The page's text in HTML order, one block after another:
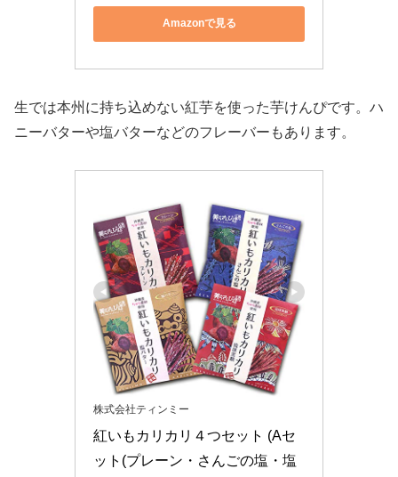
Amazonで見る
生では本州に持ち込めない紅芋を使った芋けんぴです。ハ
ニーバターや塩バターなどのフレーバーもあります。
株式会社ティンミー
紅いもカリカリ４つセット (Aセ
ット(プレーン・さんごの塩・塩